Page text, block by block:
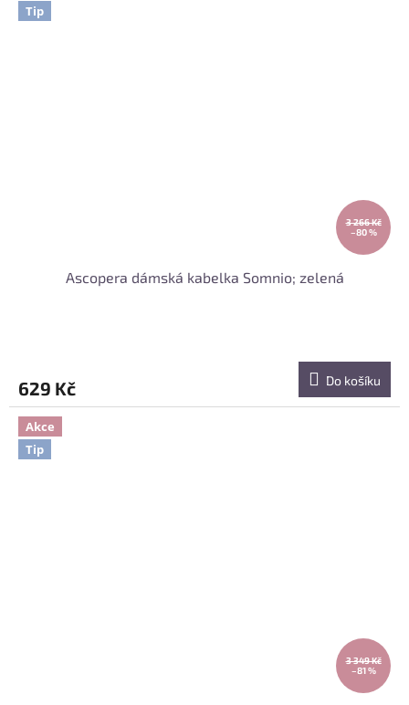
Tip
3 266 Kč
–80 %
Ascopera dámská kabelka Somnio; zelená
629 Kč Do košíku
Akce
Tip
3 349 Kč
–81 %